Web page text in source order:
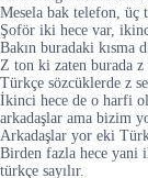
Mesela bak telefon, üç
Şoför iki hece var,
Bakın buradaki kısma
Z ton ki zaten burada z
Türkçe sözcüklerde z
İkinci hece de o harfi
arkadaşlar ama bizim
Arkadaşlar yor eki
Birden fazla hece yani
türkçe sayılır.